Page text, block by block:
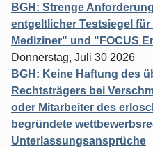
BGH: Strenge
entgeltlicher Testsiegel für
Mediziner" und "FOCUS
Donnerstag, Juli 30 2026
BGH: Keine Haftung des
Rechtsträgers bei
oder Mitarbeiter des
begründete
Unterlassungsansprüche